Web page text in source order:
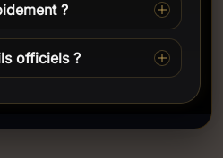
?
officiels ?